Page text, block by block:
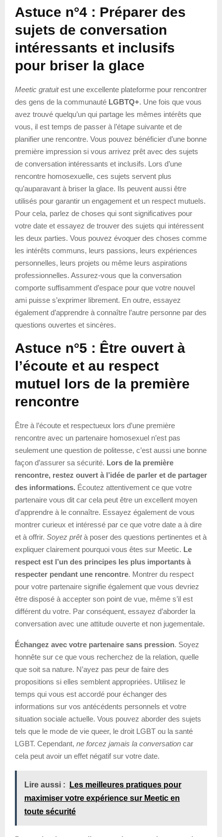
Astuce n°4 : Préparer des
sujets de conversation
intéressants et inclusifs
pour briser la glace
Meetic gratuitest une excellente plateforme pour rencontrer
des gens de la communauté LGBTQ+. Une fois que vous
avez trouvé quelqu’un qui partage les mêmes intérêts que
vous, il est temps de passer à l’étape suivante et de
planifier une rencontre. Vous pouvez bénéficier d’une bonne
première impression si vous arrivez prêt avec des sujets
de conversation intéressants et inclusifs. Lors d’une
rencontre homosexuelle, ces sujets servent plus
qu’auparavant à briser la glace. Ils peuvent aussi être
utilisés pour garantir un engagement et un respect mutuels.
Pour cela, parlez de choses qui sont significatives pour
votre date et essayez de trouver des sujets qui intéressent
les deux parties. Vous pouvez évoquer des choses comme
les intérêts communs, leurs passions, leurs expériences
personnelles, leurs projets ou même leurs aspirations
professionnelles. Assurez-vous que la conversation
comporte suffisamment d’espace pour que votre nouvel
ami puisse s’exprimer librement. En outre, essayez
également d’apprendre à connaître l’autre personne par des
questions ouvertes et sincères.
Astuce n°5 : Être ouvert à
l’écoute et au respect
mutuel lors de la première
rencontre
Être à l’écoute et respectueux lors d’une première
rencontre avec un partenaire homosexuel n’est pas
seulement une question de politesse, c’est aussi une bonne
façon d’assurer sa sécurité. Lors de la première
rencontre, restez ouvert à l’idée de parler et de partager
des informations. Écoutez attentivement ce que votre
partenaire vous dit car cela peut être un excellent moyen
d’apprendre à le connaître. Essayez également de vous
montrer curieux et intéressé par ce que votre date a à dire
et à offrir. Soyez prêtà poser des questions pertinentes et à
expliquer clairement pourquoi vous êtes sur Meetic. Le
respect est l’un des principes les plus importants à
respecter pendant une rencontre. Montrer du respect
pour votre partenaire signifie également que vous devriez
être disposé à accepter son point de vue, même s’il est
différent du votre. Par conséquent, essayez d’aborder la
conversation avec une attitude ouverte et non jugementale.
Échangez avec votre partenaire sans pression. Soyez
honnête sur ce que vous recherchez de la relation, quelle
que soit sa nature. N’ayez pas peur de faire des
propositions si elles semblent appropriées. Utilisez le
temps qui vous est accordé pour échanger des
informations sur vos antécédents personnels et votre
situation sociale actuelle. Vous pouvez aborder des sujets
tels que le mode de vie queer, le droit LGBT ou la santé
LGBT. Cependant, ne forcez jamais la conversation car
cela peut avoir un effet négatif sur votre date.
Lire aussi :
Les meilleures pratiques pour
maximiser votre expérience sur Meetic en
toute sécurité